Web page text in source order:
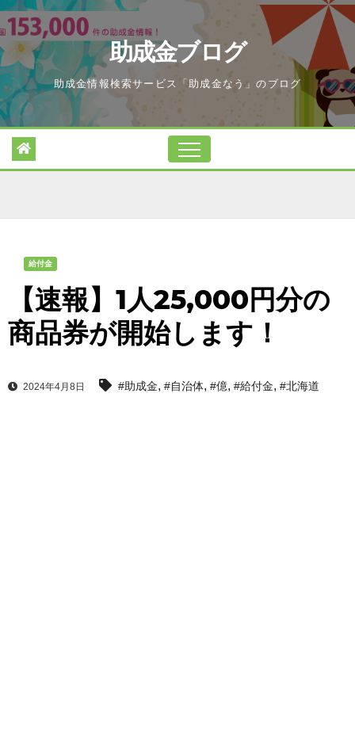
Skip
to
content
助成金ブログ
助成金情報検索サービス「助成金なう」のブログ
給付金
【速報】1人25,000円分の
商品券が開始します！
2024年4月8日 #助成金, #自治体, #億, #給付金, #北海道